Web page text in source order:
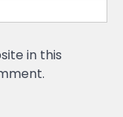
in this